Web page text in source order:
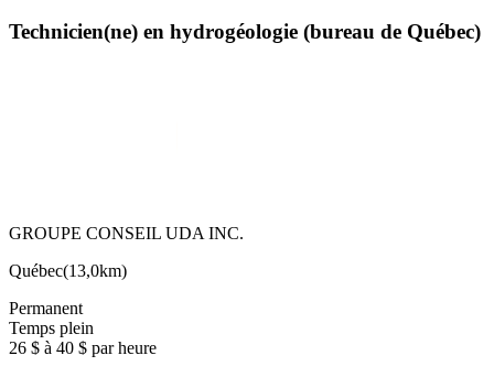
Technicien(ne) en hydrogéologie (bureau de Québec)
GROUPE CONSEIL UDA INC.
Québec(13,0km)
Permanent
Temps plein
26 $ à 40 $ par heure